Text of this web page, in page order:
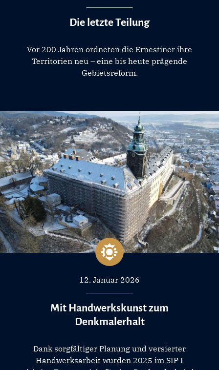
Die letzte Teilung
Vor 200 Jahren ordneten die Ernestiner ihre
Territorien neu – eine bis heute prägende
Gebietsreform.
12. Januar 2026
Mit Handwerkskunst zum
Denkmalerhalt
Dank sorgfältiger Planung und versierter
Handwerksarbeit wurden 2025 im SIP I